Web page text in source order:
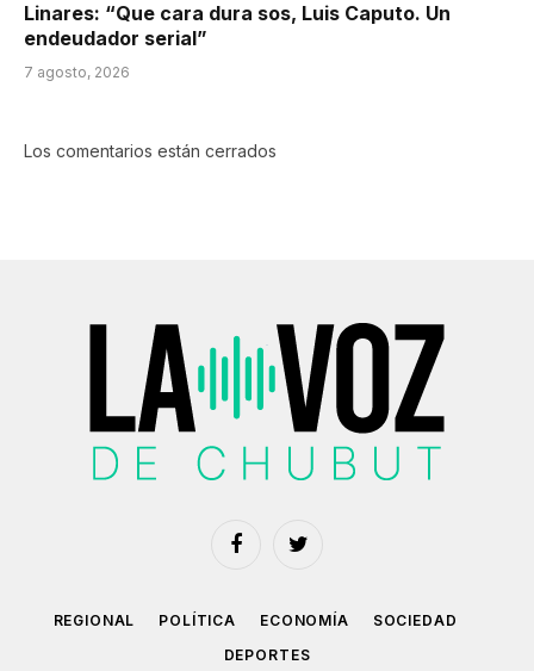
Linares: “Que cara dura sos, Luis Caputo. Un
endeudador serial”
7 agosto, 2026
Los comentarios están cerrados
FacebookTwitter
REGIONAL POLÍTICA ECONOMÍA
SOCIEDAD
DEPORTES